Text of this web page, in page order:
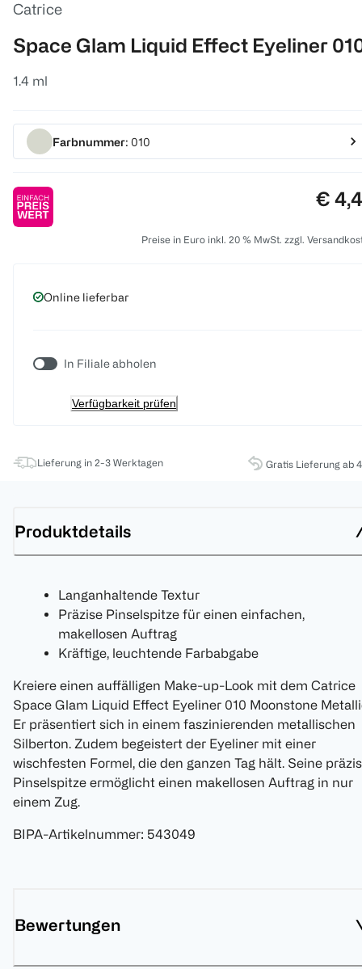
Catrice
Space Glam Liquid Effect Eyeliner
1.4 ml
Farbnummer: 010
€
Preise in Euro inkl. 20 % MwSt. zzgl.
Online lieferbar
In Filiale abholen
Verfügbarkeit prüfen
Lieferung in 2-3 Werktagen Gratis Lieferung ab
Produktdetails
Langanhaltende Textur
Präzise Pinselspitze für einen einfachen,
makellosen Auftrag
Kräftige, leuchtende Farbabgabe
Kreiere einen auffälligen Make-up-Look mit dem Catrice
Space Glam Liquid Effect Eyeliner 010 Moonstone
Er präsentiert sich in einem faszinierenden metallischen
Silberton. Zudem begeistert der Eyeliner mit einer
wischfesten Formel, die den ganzen Tag hält. Seine
Pinselspitze ermöglicht einen makellosen Auftrag in nur
einem Zug.
BIPA-Artikelnummer: 543049
Bewertungen